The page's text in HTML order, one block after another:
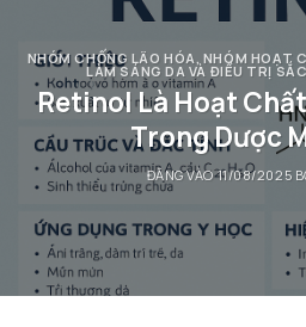
NHÓM CHỐNG LÃO HÓA, NHÓM HOẠT
LÀM SÁNG DA VÀ ĐIỀU TRỊ
Retinol Là Hoạt
Trong Dược
ĐĂNG VÀO11/08/2025